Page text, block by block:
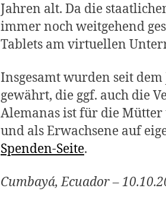
Jahren alt. Da die
immer noch weitgehend
Tablets am virtuellen
Insgesamt wurden seit
gewährt, die ggf. auch die
Alemanas ist für die
und als Erwachsene auf
Spenden-Seite.
Cumbayá, Ecuador –